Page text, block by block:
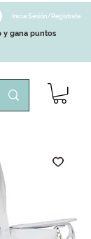
Inicia Sesión/Regístrate
y gana puntos